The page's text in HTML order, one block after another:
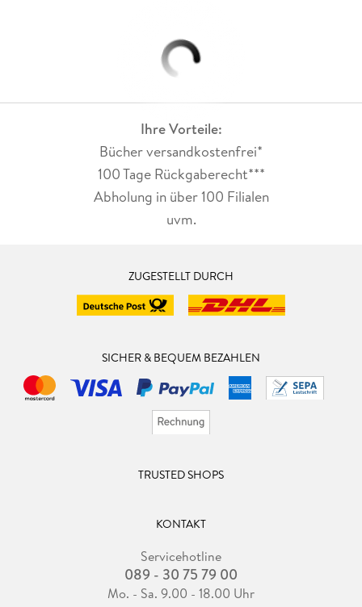
Ihre Vorteile:
Bücher versandkostenfrei*
100 Tage Rückgaberecht***
Abholung in über 100 Filialen
uvm.
ZUGESTELLT DURCH
SICHER & BEQUEM BEZAHLEN
TRUSTED SHOPS
KONTAKT
Servicehotline
089 - 30 75 79 00
Mo. - Sa. 9.00 - 18.00 Uhr